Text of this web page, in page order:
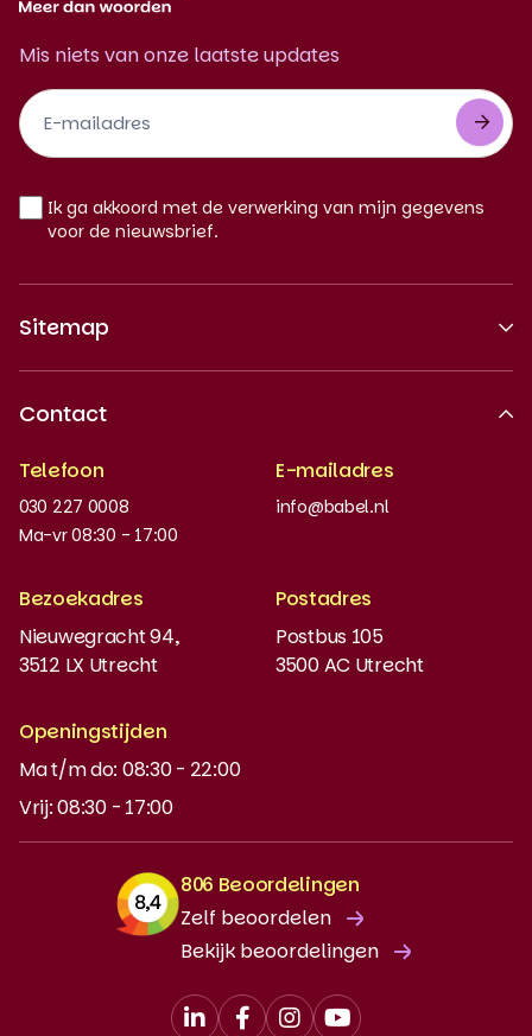
Mis niets van onze laatste updates
Footer
Newsletter
NL
Ik ga akkoord met de verwerking van mijn gegevens
voor de nieuwsbrief.
Sitemap
Nieuws en updates
Instaptoets
MyBabel
NT2
DUO-lening
Contact
Telefoon
030 227 0008
Ma-vr 08:30 - 17:00
E-mailadres
info@babel.nl
Bezoekadres
Nieuwegracht 94,
3512 LX Utrecht
Postadres
Postbus 105
3500 AC Utrecht
Openingstijden
Ma t/m do: 08:30 - 22:00
Vrij: 08:30 - 17:00
806 Beoordelingen
Zelf beoordelen
Bekijk beoordelingen